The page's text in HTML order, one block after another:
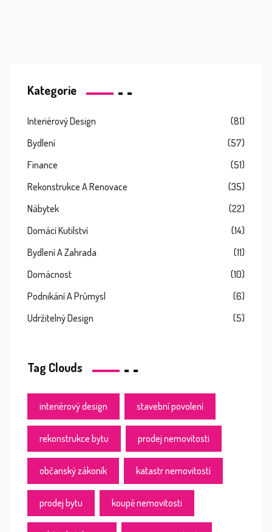
Kategorie
Interiérový Design
(81)
Bydlení
(57)
Finance
(51)
Rekonstrukce A Renovace
(35)
Nábytek
(22)
Domácí Kutilství
(14)
Bydlení A Zahrada
(11)
Domácnost
(10)
Podnikání A Průmysl
(6)
Udržitelný Design
(5)
Tag Clouds
interiérový design stavební povolení
rekonstrukce bytu prodej nemovitosti
občanský zákoník katastr nemovitostí
prodej bytu koupě nemovitosti